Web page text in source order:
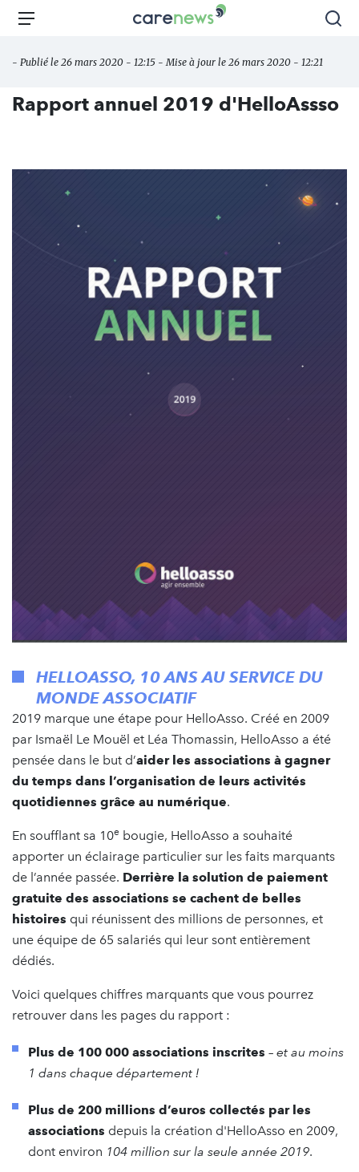
Aller
principal
Carenews,
des
de
Menu
- Publié le 26 mars 2020 - 12:15 - Mise à jour le 26 mars 2020 - 12:21
Rapport annuel 2019 d'HelloAssso
HELLOASSO, 10 ANS AU SERVICE DU
MONDE ASSOCIATIF
2019 marque une étape pour HelloAsso. Créé en 2009
par Ismaël Le Mouël et Léa Thomassin, HelloAsso a été
pensée dans le but d’aider les associations à gagner
du temps dans l’organisation de leurs activités
quotidiennes grâce au numérique.
En soufflant sa 10e bougie, HelloAsso a souhaité
apporter un éclairage particulier sur les faits marquants
de l’année passée. Derrière la solution de paiement
gratuite des associations se cachent de belles
histoires qui réunissent des millions de personnes, et
une équipe de 65 salariés qui leur sont entièrement
dédiés.
Voici quelques chiffres marquants que vous pourrez
retrouver dans les pages du rapport :
Plus de 100 000 associations inscrites – et au moins
1 dans chaque département !
Plus de 200 millions d’euros collectés par les
associations depuis la création d'HelloAsso en 2009,
dont environ 104 million sur la seule année 2019.